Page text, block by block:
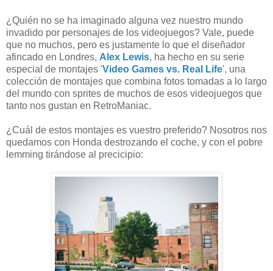
¿Quién no se ha imaginado alguna vez nuestro mundo
invadido por personajes de los videojuegos? Vale, puede
que no muchos, pero es justamente lo que el diseñador
afincado en Londres, Alex Lewis, ha hecho en su serie
especial de montajes 'Video Games vs. Real Life', una
colección de montajes que combina fotos tomadas a lo largo
del mundo con sprites de muchos de esos videojuegos que
tanto nos gustan en RetroManiac.
¿Cuál de estos montajes es vuestro preferido? Nosotros nos
quedamos con Honda destrozando el coche, y con el pobre
lemming tirándose al precicipio: